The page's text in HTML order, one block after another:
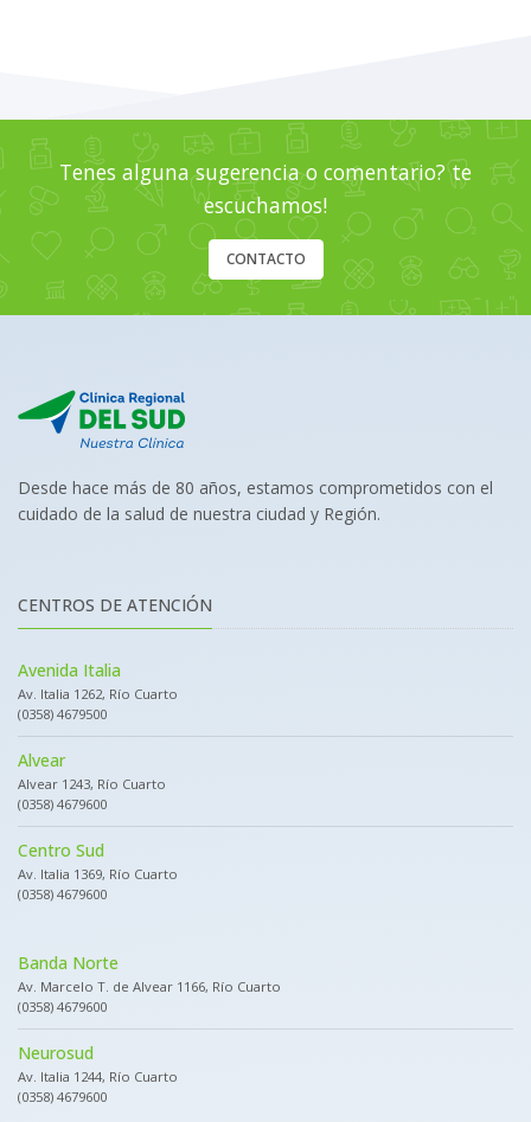
Tenes alguna sugerencia o comentario? te
escuchamos!
CONTACTO
Desde hace más de 80 años, estamos comprometidos con el
cuidado de la salud de nuestra ciudad y Región.
CENTROS DE ATENCIÓN
Avenida Italia
Av. Italia 1262, Río Cuarto
(0358) 4679500
Alvear
Alvear 1243, Río Cuarto
(0358) 4679600
Centro Sud
Av. Italia 1369, Río Cuarto
(0358) 4679600
Banda Norte
Av. Marcelo T. de Alvear 1166, Río Cuarto
(0358) 4679600
Neurosud
Av. Italia 1244, Río Cuarto
(0358) 4679600